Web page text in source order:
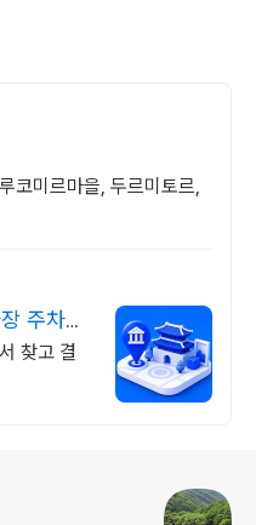
코미르마을, 두르미토르,
주차장
찾고 결